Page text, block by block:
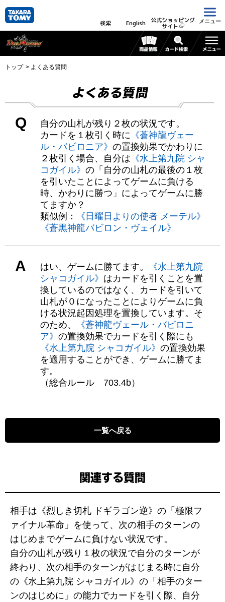
検索 English 公式ショッピング
サイト
メニュー
トップ よくある質問
よくある質問
Q
自分の山札が残り２枚の状況です。
カードを１枚引く時に 《蒼神龍ヴェー
ル・バビロニア》 の置換効果でかわりに
２枚引く場合、自分は 《水上第九院 シャ
コガイル》 の「自分の山札の最後の１枚
を引いたことによってゲームに負ける
時、かわりに勝つ」によってゲームに勝
てますか？
類似例：
《日曜日よりの使者 メーテル》
《蒼黒神龍バビロン・ヴェイル》
A はい、ゲームに勝てます。
《水上第九院
シャコガイル》 はカードを引くことを置
換しているのではなく、カードを引いて
山札が０になったことによりゲームに負
ける状況起因処理を置換しています。そ
のため、
《蒼神龍ヴェール・バビロニ
ア》 の置換効果でカードを引く際にも
《水上第九院 シャコガイル》 の置換効果
を適用することができ、ゲームに勝てま
す。
（総合ルール 703.4b）
一覧へ戻る
関連する質問
相手は《烈しき切札 ドギラゴン逆》の「極限フ
ァイナル革命」を使って、次の相手のターンの
はじめまでゲームに負けない状況です。
自分の山札が残り１枚の状況で自分のターンが
終わり、次の相手のターンがはじまる時に自分
の《水上第九院 シャコガイル》の「相手のター
ンのはじめに」の能力でカードを引く際、自分